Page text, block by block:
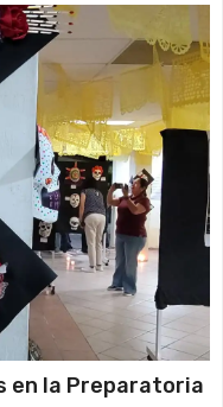
en la Preparatoria